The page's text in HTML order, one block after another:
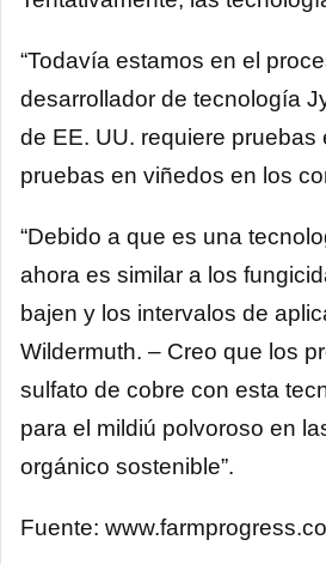
“Todavía estamos en el
desarrollador de tecnología
de EE. UU. requiere
pruebas en viñedos en los
“Debido a que es una
ahora es similar a los
bajen y los intervalos de
Wildermuth. – Creo que los
sulfato de cobre con esta
para el mildiú polvoroso en
orgánico sostenible”.
Fuente: